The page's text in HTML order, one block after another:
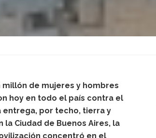
millón de mujeres y hombres
hoy en todo el país contra el
entrega, por techo, tierra y
la Ciudad de Buenos Aires, la
concentró en el